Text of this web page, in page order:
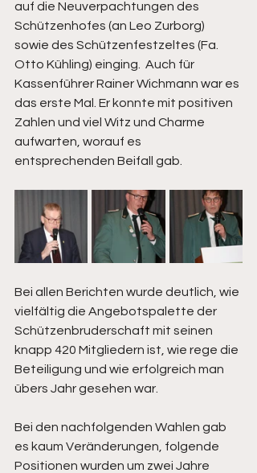
auf die Neuverpachtungen des
Schützenhofes (an Leo Zurborg)
sowie des Schützenfestzeltes (Fa.
Otto Kühling) einging.  Auch für
Kassenführer Rainer Wichmann war es
das erste Mal. Er konnte mit positiven
Zahlen und viel Witz und Charme
aufwarten, worauf es
entsprechenden Beifall gab.
Bei allen Berichten wurde deutlich, wie
vielfältig die Angebotspalette der
Schützenbruderschaft mit seinen
knapp 420 Mitgliedern ist, wie rege die
Beteiligung und wie erfolgreich man
übers Jahr gesehen war.
Bei den nachfolgenden Wahlen gab
es kaum Veränderungen, folgende
Positionen wurden um zwei Jahre